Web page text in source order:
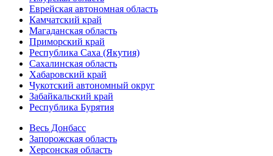
Еврейская автономная область
Камчатский край
Магаданская область
Приморский край
Республика Саха (Якутия)
Сахалинская область
Хабаровский край
Чукотский автономный округ
Забайкальский край
Республика Бурятия
Весь Донбасс
Запорожская область
Херсонская область